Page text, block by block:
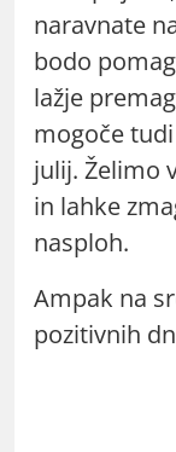
naravnate
bodo
lažje
mogoče
julij. Želimo
in lahke
nasploh.
Ampak na
pozitivnih